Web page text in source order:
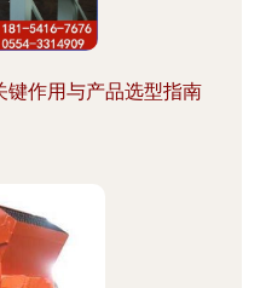
键作用与产品选型指南